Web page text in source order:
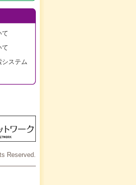
て
て
ステム
Reserved.